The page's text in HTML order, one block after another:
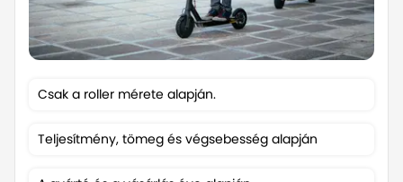
Csak a roller mérete alapján.
Teljesítmény, tömeg és végsebesség alapjánNincs korhatár
Magyarázat bezárás